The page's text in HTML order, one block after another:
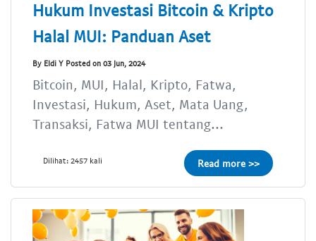
Hukum Investasi Bitcoin & Kripto
Halal MUI: Panduan Aset
By Eldi Y Posted on 03 Jun, 2024
Bitcoin, MUI, Halal, Kripto, Fatwa,
Investasi, Hukum, Aset, Mata Uang,
Transaksi, Fatwa MUI tentang...
Dilihat: 2457 kali Read more >>